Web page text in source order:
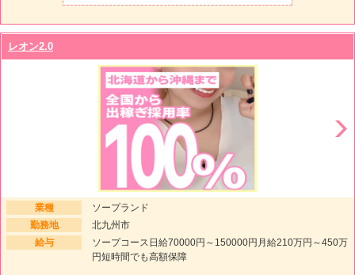
レオン2.0
業種
ソープランド
勤務地
北九州市
給与
ソープコース日給70000円～150000円月給210万円～450万
円短時間でも高額保障